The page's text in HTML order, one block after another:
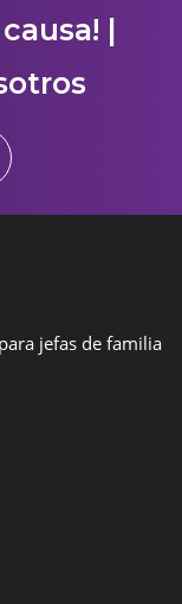
|
jefas de familia